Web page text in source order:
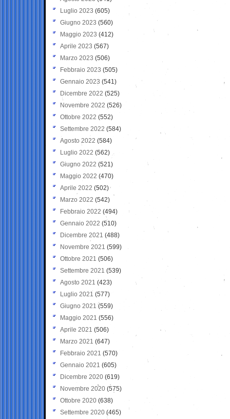
Luglio 2023 (605)
Giugno 2023 (560)
Maggio 2023 (412)
Aprile 2023 (567)
Marzo 2023 (506)
Febbraio 2023 (505)
Gennaio 2023 (541)
Dicembre 2022 (525)
Novembre 2022 (526)
Ottobre 2022 (552)
Settembre 2022 (584)
Agosto 2022 (584)
Luglio 2022 (562)
Giugno 2022 (521)
Maggio 2022 (470)
Aprile 2022 (502)
Marzo 2022 (542)
Febbraio 2022 (494)
Gennaio 2022 (510)
Dicembre 2021 (488)
Novembre 2021 (599)
Ottobre 2021 (506)
Settembre 2021 (539)
Agosto 2021 (423)
Luglio 2021 (577)
Giugno 2021(559)
Maggio 2021 (556)
Aprile 2021 (506)
Marzo 2021 (647)
Febbraio 2021 (570)
Gennaio 2021 (605)
Dicembre 2020 (619)
Novembre 2020 (575)
Ottobre 2020 (638)
Settembre 2020(465)